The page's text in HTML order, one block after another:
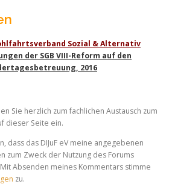
Sozial & Alternativ
der SGB VIII-Reform auf den
2016
Sie herzlich zum fachlichen Austausch zum
dieser Seite ein.
dass das DIJuF eV meine angegebenen
zum Zweck der Nutzung des Forums
Absenden meines Kommentars stimme
zu.